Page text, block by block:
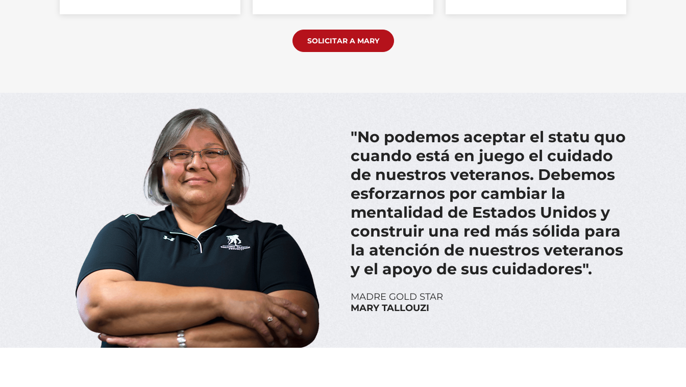
SOLICITAR A MARY
"No podemos aceptar el statu quo
cuando está en juego el cuidado
de nuestros veteranos. Debemos
esforzarnos por cambiar la
mentalidad de Estados Unidos y
construir una red más sólida para
la atención de nuestros veteranos
y el apoyo de sus cuidadores".
MADRE GOLD STAR
MARY TALLOUZI